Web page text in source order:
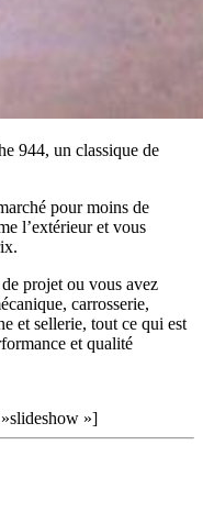
944, un classique de
pour moins de
l’extérieur et vous
projet ou vous avez
carrosserie,
et sellerie, tout ce qui est
et qualité
»]